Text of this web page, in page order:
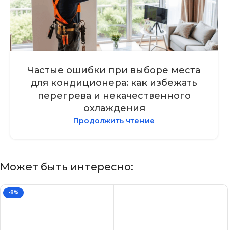
Частые ошибки при выборе места
для кондиционера: как избежать
перегрева и некачественного
охлаждения
Продолжить чтение
Может быть интересно:
-8%